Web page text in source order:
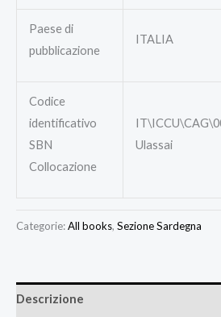
Paese di
pubblicazione
ITALIA
Codice
identificativo
SBN
Collocazione
Ulassai
Categorie:All books, Sezione Sardegna
Descrizione